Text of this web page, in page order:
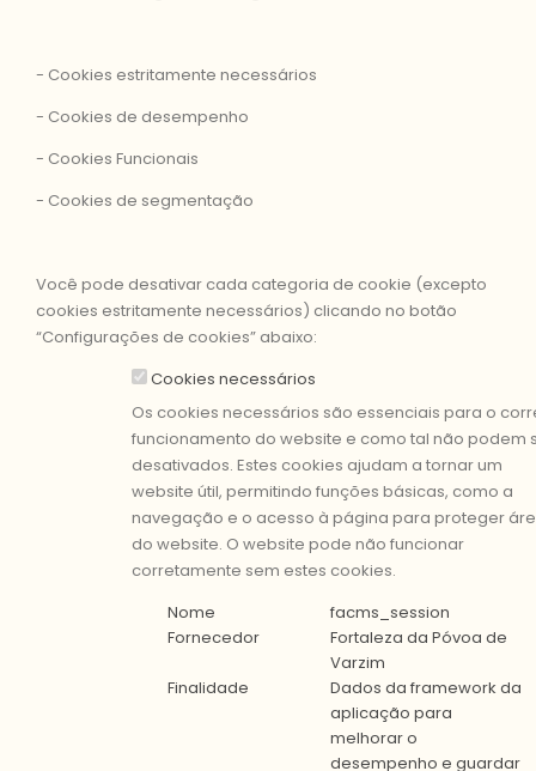
- Cookies estritamente necessários
- Cookies de desempenho
- Cookies Funcionais
- Cookies de segmentação
Você pode desativar cada categoria de cookie (excepto
cookies estritamente necessários) clicando no botão
“Configurações de cookies” abaixo:
Cookies necessários
Os cookies necessários são essenciais para o
funcionamento do website e como tal não podem
desativados. Estes cookies ajudam a tornar um
website útil, permitindo funções básicas, como a
navegação e o acesso à página para proteger
do website. O website pode não funcionar
corretamente sem estes cookies.
Nome
facms_session
Fornecedor
Fortaleza da Póvoa de
Varzim
Finalidade
Dados da framework da
aplicação para
melhorar o
desempenho e guardar